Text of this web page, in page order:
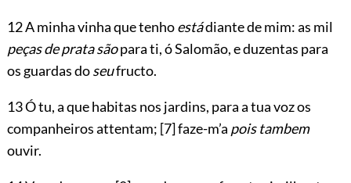
12 A minha vinha que tenhoestádiante de mim: as mil
peças de prata sãopara ti, ó Salomão, e duzentas para
os guardas doseufructo.
13 Ó tu, a que habitas nos jardins, para a tua voz os
companheiros attentam; [7]faze-m’a pois tambem
ouvir.